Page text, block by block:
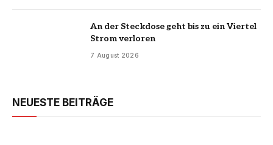
An der Steckdose geht bis zu ein Viertel
Strom verloren
7 August 2026
NEUESTE BEITRÄGE